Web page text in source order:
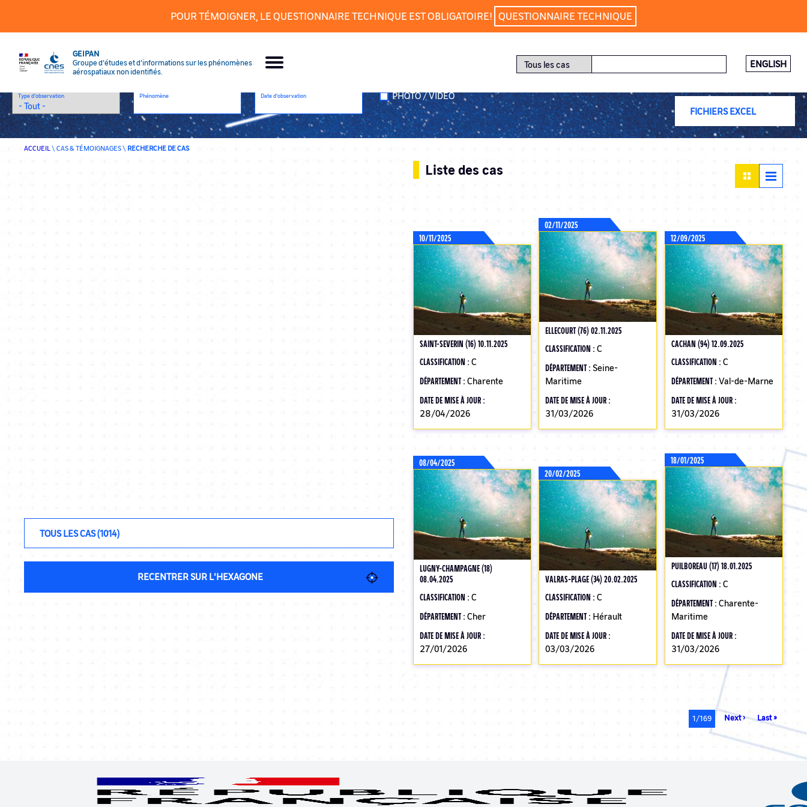
POUR TÉMOIGNER, LE QUESTIONNAIRE TECHNIQUE EST OBLIGATOIRE! QUESTIONNAIRE TECHNIQUE
GEIPAN
Groupe d’études et d’informations sur les phénomènes
aérospatiaux non identifiés.
ENGLISH
Recherche de Cas
Mots Clefs Classification Département
RECHERCHE AVANCÉE
Type d’observation Phénomène Date d'observation PHOTO / VIDÉO
CAS REVISITÉS (228)
ACCUEIL\ CAS & TÉMOIGNAGES\ RECHERCHE DE CAS
RECENTRER SUR L'HEXAGONE
Liste des cas
10/11/2025
SAINT-SEVERIN (16) 10.11.2025
CLASSIFICATION : C
DÉPARTEMENT : Charente
DATE DE MISE À JOUR :
28/04/2026
02/11/2025
ELLECOURT (76) 02.11.2025
CLASSIFICATION :C
DÉPARTEMENT :Seine-
Maritime
DATE DE MISE À JOUR :
31/03/2026
12/09/2025
CACHAN (94) 12.09.2025
CLASSIFICATION : C
DÉPARTEMENT : Val-de-Marne
DATE DE MISE À JOUR :
31/03/2026
08/04/2025
LUGNY-CHAMPAGNE (18)
08.04.2025
CLASSIFICATION : C
DÉPARTEMENT : Cher
DATE DE MISE À JOUR :
27/01/2026
20/02/2025
VALRAS-PLAGE (34) 20.02.2025
CLASSIFICATION :C
DÉPARTEMENT : Hérault
DATE DE MISE À JOUR :
03/03/2026
18/01/2025
PUILBOREAU (17) 18.01.2025
CLASSIFICATION : C
DÉPARTEMENT : Charente-
Maritime
DATE DE MISE À JOUR :
31/03/2026
Page
courante
1/169
Page
Next ›
Dernière
page
Last »